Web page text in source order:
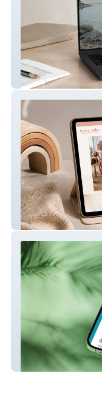
Eve Poletti
sophrologue
Small World – Site
Roca Cup – Site
de wing foil